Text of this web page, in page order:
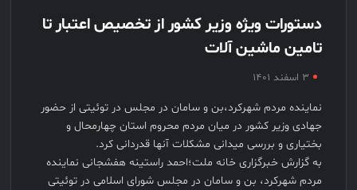
دستورات ویژه وزیر کشور از تخصیص اعتبار تا
تامین ماشین آلات
۳ اسفند ۱۴۰۱
نماینده مردم شهرکرد،بن و سامان در مجلس در توئیتی از حضور
جهادی وزیر کشور در میان مردم محروم استان چهارمحال و
بختیاری و بررسی میدانی مشکلات آنها قدردانی کرد.
به گزارش خبرگزاری خانه ملت؛احمد راستینه هفشجانی نماینده
مردم شهرکرد، بن و سامان در مجلس شورای اسلامی در توئیتی